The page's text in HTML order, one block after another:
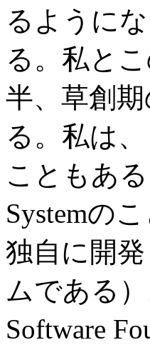
るように
る。私と
半、草創
る。私は
こともあ
Systemの
独自に開
ムである
Software